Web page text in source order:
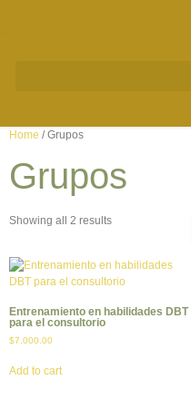
Home / Grupos
Grupos
Showing all 2 results
Entrenamiento en habilidades DBT
para el consultorio
$7,000.00
Add to cart